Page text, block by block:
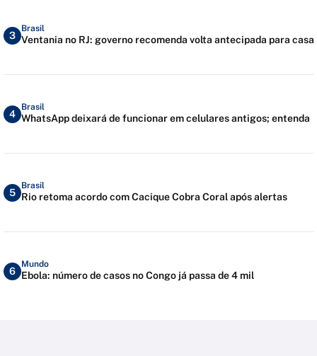
3
Brasil
Ventania no RJ: governo recomenda volta antecipada para casa
4
Brasil
WhatsApp deixará de funcionar em celulares antigos; entenda
5
Brasil
Rio retoma acordo com Cacique Cobra Coral após alertas
6
Mundo
Ebola: número de casos no Congo já passa de 4 mil